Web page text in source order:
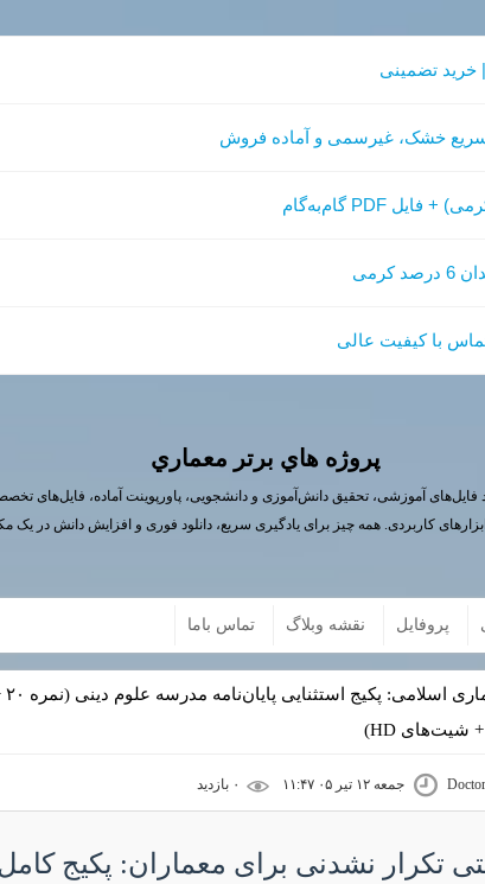
خرید تضمینی
سریع خشک، غیرسمی و آماده فروش
با کیفیت عالی
پروژه هاي برتر معماري
فایل‌های آموزشی، تحقیق دانش‌آموزی و دانشجویی، پاورپوینت آماده، فایل‌های
کاربردی. همه چیز برای یادگیری سریع، دانلود فوری و افزایش دانش در یک
پروفایل نقشه وبلاگ تماس باما
شاهکار
جمعه ۱۲ تیر ۰۵ ۱۱:۴۷
تکرار نشدنی برای معماران: پکیج